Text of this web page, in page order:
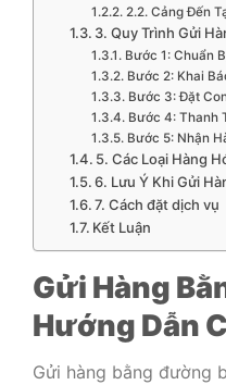
2.2. Cảng Đến
3. Quy Trình Gửi
Bước 1: Chuẩn
Bước 2: Khai
Bước 3: Đặt
Bước 4: Thanh
Bước 5: Nhận
5. Các Loại Hàng
6. Lưu Ý Khi Gửi
7. Cách đặt dịch vụ
Kết Luận
Gửi Hàng
Hướng Dẫn
Gửi hàng bằng đường